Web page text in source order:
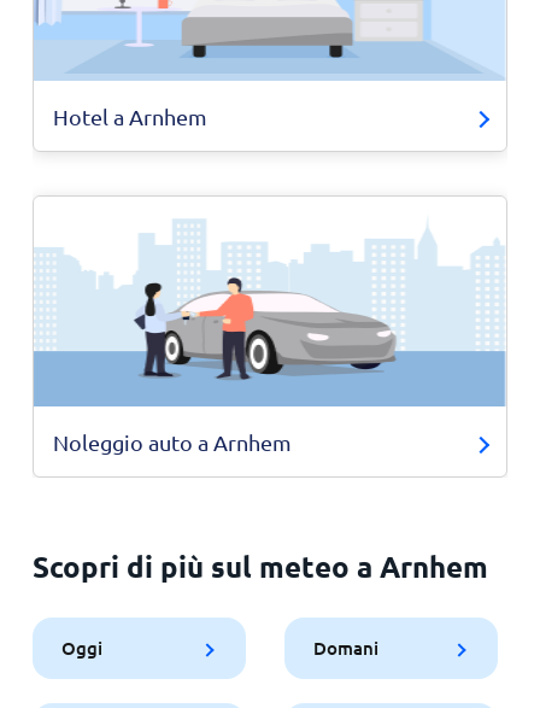
Hotel a Arnhem
Noleggio auto a Arnhem
Scopri di più sul meteo a Arnhem
Oggi Domani